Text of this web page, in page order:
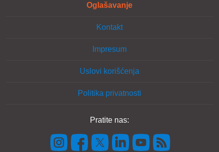
Oglašavanje
Kontakt
Impresum
Uslovi korišćenja
Politika privatnosti
Pratite nas: